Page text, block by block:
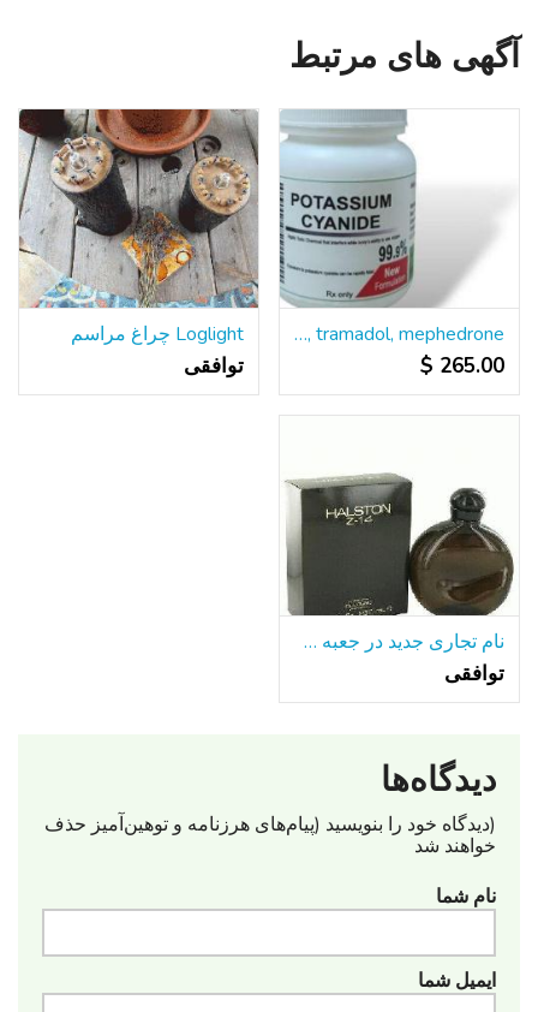
آگهی های مرتبط
Buy cyanide, nembutal, xanax, valium, oxytocin, viagra, tramadol, mephedrone
265.00 $
Loglight چراغ مراسم
توافقی
نام تجاری جدید در جعبه HALSTON Z-14 8OZ بطری
توافقی
دیدگاه‌ها
(دیدگاه خود را بنویسید (پیام‌های هرزنامه‌ و توهین‌آمیز حذف
خواهند شد
نام شما
ایمیل شما